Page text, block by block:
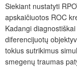
Siekiant nustatyti
apskaičiuotos ROC
Kadangi
diferencijuotų
tokius sutrikimus
smegenų traumas